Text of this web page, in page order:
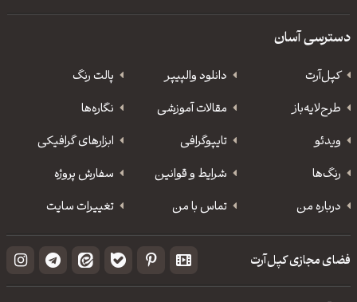
دسترسی آسان
کپل‌آرت دانلود‌ والپیپر
پالت رنگ
طرح‌لایه‌باز
مقالات آموزشی
نگاره‌ها
ویدئو
‌تایپوگرافی
ابزارهای گرافیکی
رنگ‌ها
شرایط و قوانین
سفارش پروژه
درباره من
تماس با من تغییرات سایت
فضای مجازی کپل‌آرت